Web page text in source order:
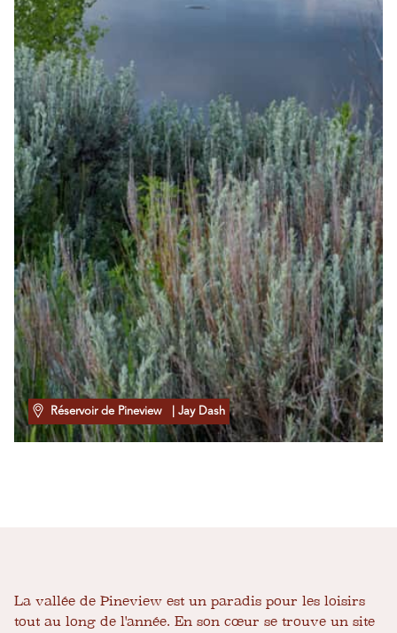
Réservoir de Pineview | Jay Dash
La vallée de Pineview est un paradis pour les loisirs
tout au long de l'année. En son cœur se trouve un site